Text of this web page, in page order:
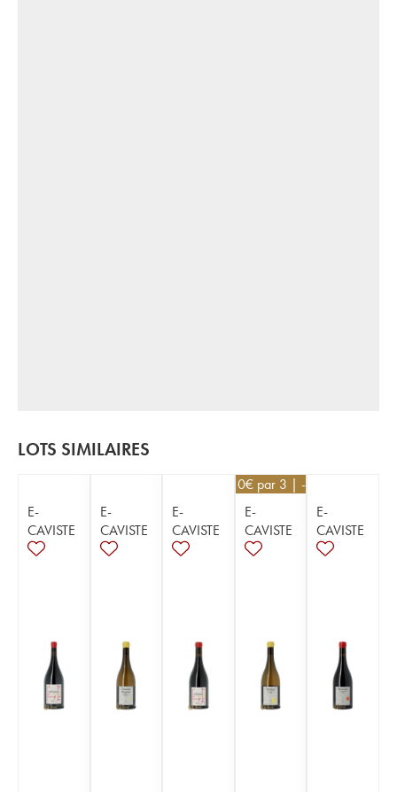
LOTS SIMILAIRES
E-
CAVISTE
E-
CAVISTE
E-
CAVISTE
44,10€ par 3 | -10%
E-
CAVISTE
E-
CAVISTE